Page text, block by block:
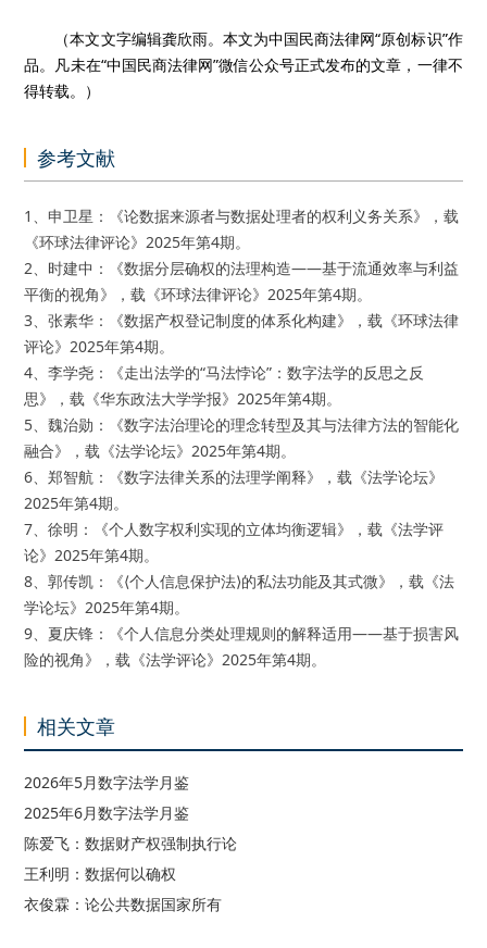
（本文文字编辑龚欣雨。本文为中国民商法律网“原创标识”作
品。凡未在“中国民商法律网”微信公众号正式发布的文章，一律不
得转载。）
参考文献
1、申卫星：《论数据来源者与数据处理者的权利义务关系》，载
《环球法律评论》2025年第4期。
2、时建中：《数据分层确权的法理构造——基于流通效率与利益
平衡的视角》，载《环球法律评论》2025年第4期。
3、张素华：《数据产权登记制度的体系化构建》，载《环球法律
评论》2025年第4期。
4、李学尧：《走出法学的“马法悖论”：数字法学的反思之反
思》，载《华东政法大学学报》2025年第4期。
5、魏治勋：《数字法治理论的理念转型及其与法律方法的智能化
融合》，载《法学论坛》2025年第4期。
6、郑智航：《数字法律关系的法理学阐释》，载《法学论坛》
2025年第4期。
7、徐明：《个人数字权利实现的立体均衡逻辑》，载《法学评
论》2025年第4期。
8、郭传凯：《⟨个人信息保护法⟩的私法功能及其式微》，载《法
学论坛》2025年第4期。
9、夏庆锋：《个人信息分类处理规则的解释适用——基于损害风
险的视角》，载《法学评论》2025年第4期。
相关文章
2026年5月数字法学月鉴
2025年6月数字法学月鉴
陈爱飞：数据财产权强制执行论
王利明：数据何以确权
衣俊霖：论公共数据国家所有